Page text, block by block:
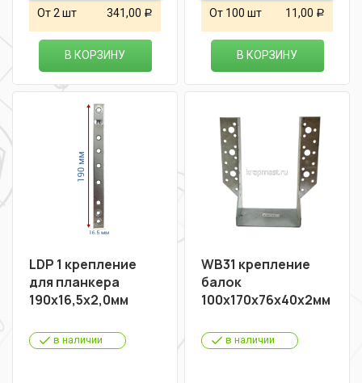
От 2 шт 341,00 Р
В КОРЗИНУ
От 100 шт 11,00 Р
В КОРЗИНУ
LDP 1 крепление
для планкера
190х16,5х2,0мм
в наличии
WB31 крепление
балок
100х170х76х40х2мм
в наличии